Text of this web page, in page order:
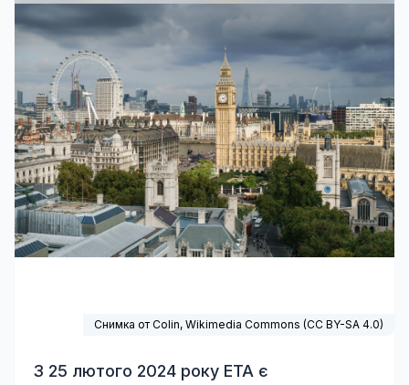
Снимка от Colin, Wikimedia Commons (CC BY-SA 4.0)
З 25 лютого 2024 року ETA є